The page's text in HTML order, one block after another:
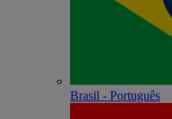
Brasil - Português